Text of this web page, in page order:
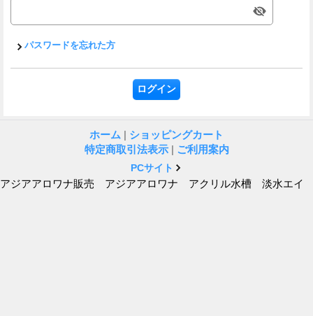
パスワードを忘れた方
ホーム | ショッピングカート
特定商取引法表示 | ご利用案内
PCサイト
アジアアロワナ販売 アジアアロワナ アクリル水槽 淡水エイ